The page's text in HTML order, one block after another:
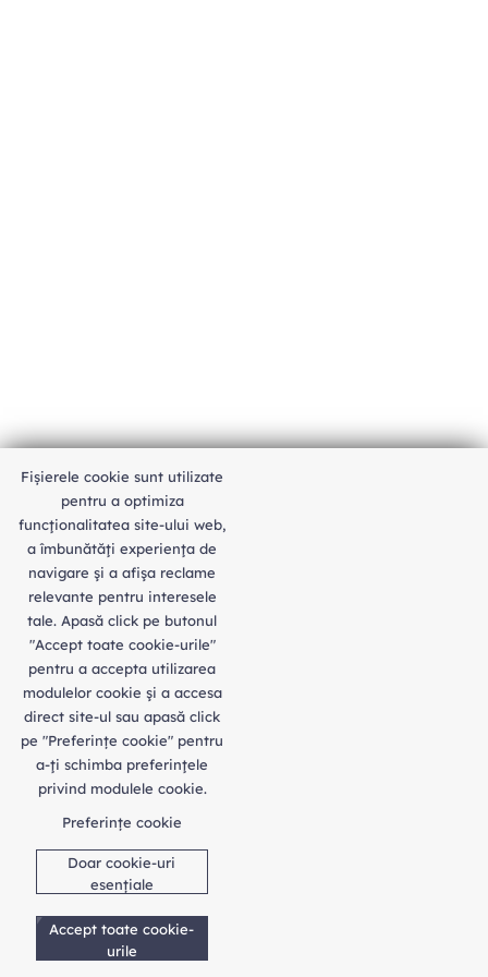
An unexpected error has occurred
Fișierele cookie sunt utilizate
pentru a optimiza
funcţionalitatea site-ului web,
a îmbunătăţi experienţa de
navigare şi a afişa reclame
relevante pentru interesele
tale. Apasă click pe butonul
"Accept toate cookie-urile"
pentru a accepta utilizarea
modulelor cookie şi a accesa
direct site-ul sau apasă click
pe "Preferințe cookie" pentru
a-ţi schimba preferinţele
privind modulele cookie.
Preferințe cookie
Doar cookie-uri
esențiale
Accept toate cookie-
urile